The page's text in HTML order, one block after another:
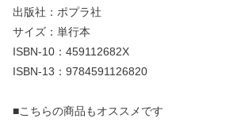
出版社：ポプラ社
サイズ：単行本
ISBN-10：459112682X
ISBN-13：9784591126820
■こちらの商品もオススメです